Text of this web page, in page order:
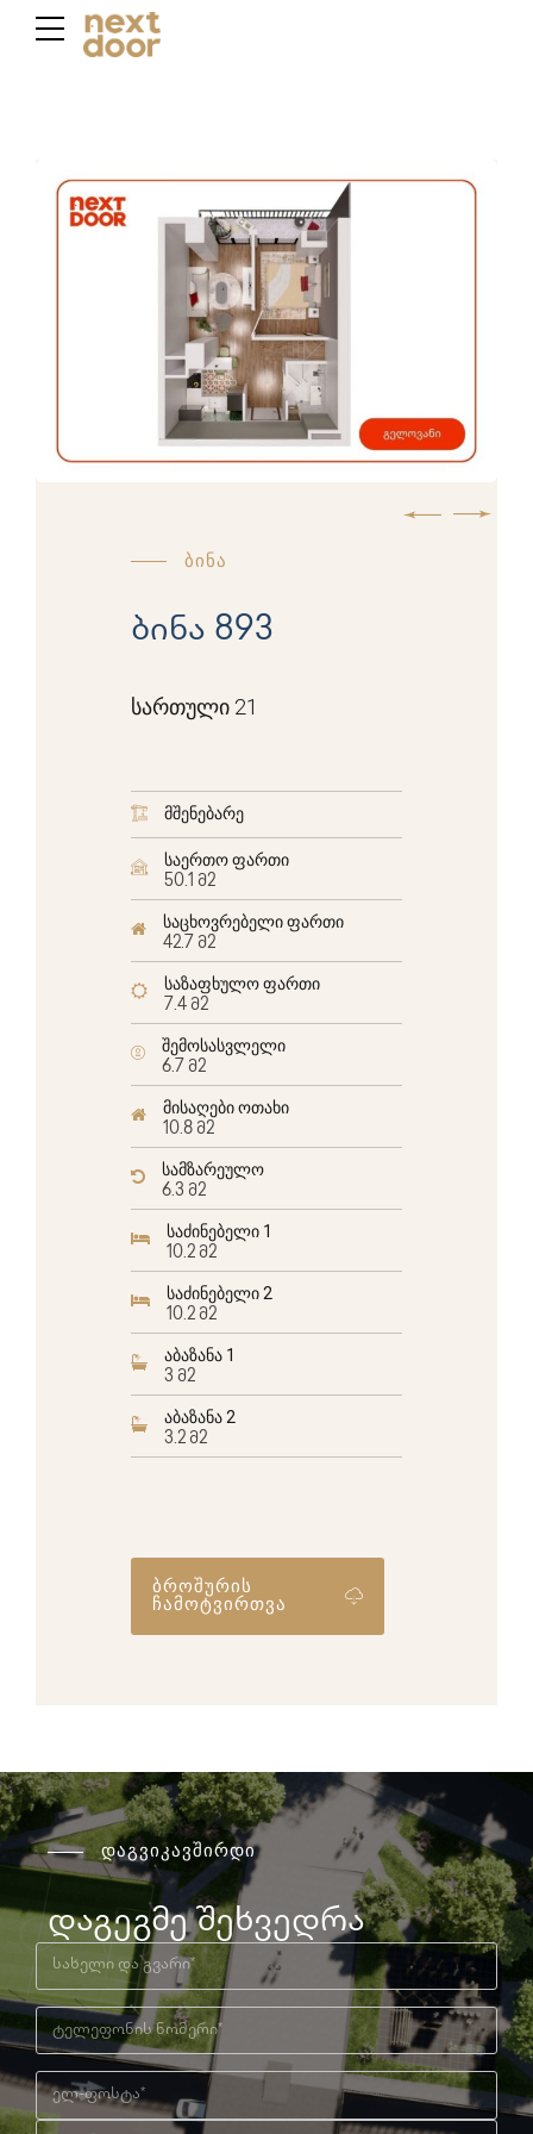
ბინა
ბინა 893
სართული 21
მშენებარე
საერთო ფართი
50.1 მ2
საცხოვრებელი ფართი
42.7 მ2
საზაფხულო ფართი
7.4 მ2
შემოსასვლელი
6.7 მ2
მისაღები ოთახი
10.8 მ2
სამზარეულო
6.3 მ2
საძინებელი 1
10.2 მ2
საძინებელი 2
10.2 მ2
აბაზანა 1
3 მ2
აბაზანა 2
3.2 მ2
ბროშურის
ჩამოტვირთვა
დაგვიკავშირდი
დაგეგმე შეხვედრა